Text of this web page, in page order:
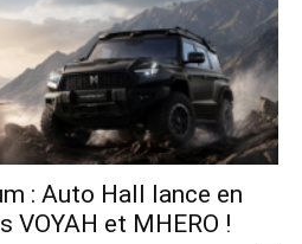
: Auto Hall lance en
VOYAH et MHERO !